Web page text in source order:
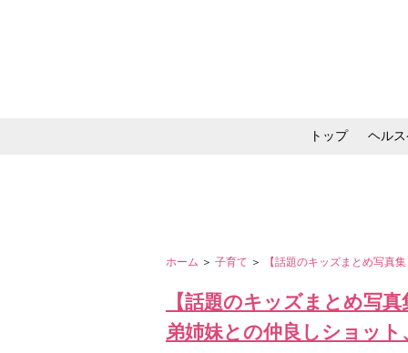
トップ ヘル
ホーム ＞ 子育て ＞ 【話題のキッズまとめ写真
【話題のキッズまとめ写
弟姉妹との仲良しショット